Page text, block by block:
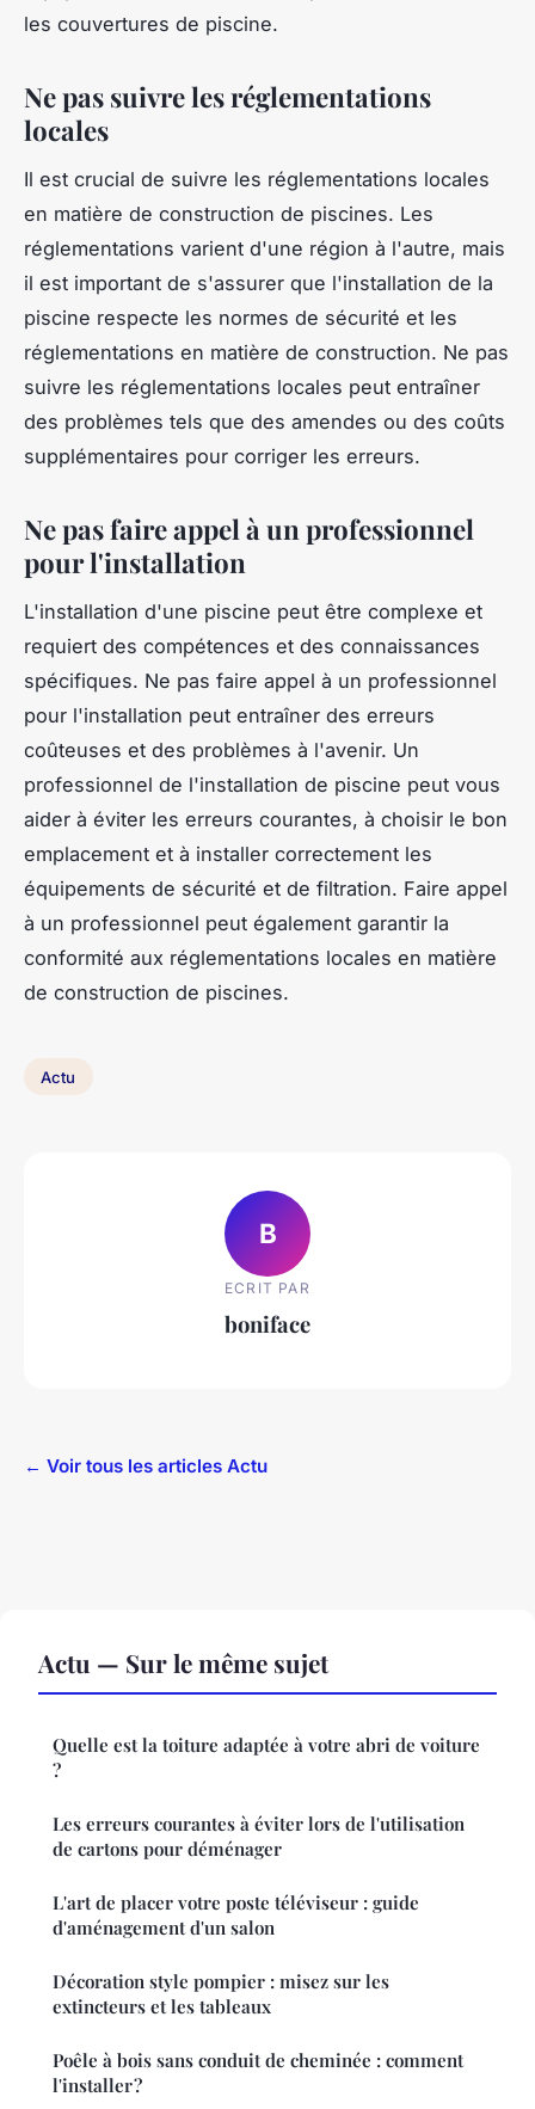
les couvertures de piscine.
Ne pas suivre les réglementations
locales
Il est crucial de suivre les réglementations locales
en matière de construction de piscines. Les
réglementations varient d'une région à l'autre, mais
il est important de s'assurer que l'installation de la
piscine respecte les normes de sécurité et les
réglementations en matière de construction. Ne pas
suivre les réglementations locales peut entraîner
des problèmes tels que des amendes ou des coûts
supplémentaires pour corriger les erreurs.
Ne pas faire appel à un professionnel
pour l'installation
L'installation d'une piscine peut être complexe et
requiert des compétences et des connaissances
spécifiques. Ne pas faire appel à un professionnel
pour l'installation peut entraîner des erreurs
coûteuses et des problèmes à l'avenir. Un
professionnel de l'installation de piscine peut vous
aider à éviter les erreurs courantes, à choisir le bon
emplacement et à installer correctement les
équipements de sécurité et de filtration. Faire appel
à un professionnel peut également garantir la
conformité aux réglementations locales en matière
de construction de piscines.
Actu
B
ECRIT PAR
boniface
← Voir tous les articles Actu
Actu — Sur le même sujet
Quelle est la toiture adaptée à votre abri de voiture
?
Les erreurs courantes à éviter lors de l'utilisation
de cartons pour déménager
L'art de placer votre poste téléviseur : guide
d'aménagement d'un salon
Décoration style pompier : misez sur les
extincteurs et les tableaux
Poêle à bois sans conduit de cheminée : comment
l'installer ?